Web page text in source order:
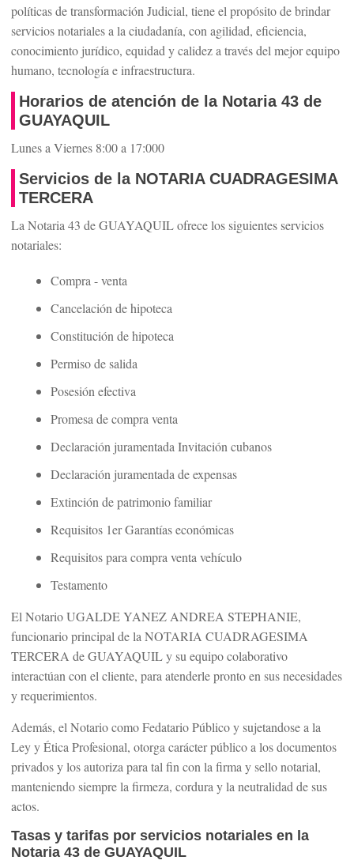
políticas de transformación Judicial, tiene el propósito de brindar
servicios notariales a la ciudadanía, con agilidad, eficiencia,
conocimiento jurídico, equidad y calidez a través del mejor equipo
humano, tecnología e infraestructura.
Horarios de atención de la Notaria 43 de
GUAYAQUIL
Lunes a Viernes 8:00 a 17:000
Servicios de la NOTARIA CUADRAGESIMA
TERCERA
La Notaria 43 de GUAYAQUIL ofrece los siguientes servicios
notariales:
Compra - venta
Cancelación de hipoteca
Constitución de hipoteca
Permiso de salida
Posesión efectiva
Promesa de compra venta
Declaración juramentada Invitación cubanos
Declaración juramentada de expensas
Extinción de patrimonio familiar
Requisitos 1er Garantías económicas
Requisitos para compra venta vehículo
Testamento
El Notario UGALDE YANEZ ANDREA STEPHANIE,
funcionario principal de la NOTARIA CUADRAGESIMA
TERCERA de GUAYAQUIL y su equipo colaborativo
interactúan con el cliente, para atenderle pronto en sus necesidades
y requerimientos.
Además, el Notario como Fedatario Público y sujetandose a la
Ley y Ética Profesional, otorga carácter público a los documentos
privados y los autoriza para tal fin con la firma y sello notarial,
manteniendo siempre la firmeza, cordura y la neutralidad de sus
actos.
Tasas y tarifas por servicios notariales en la
Notaria 43 de GUAYAQUIL